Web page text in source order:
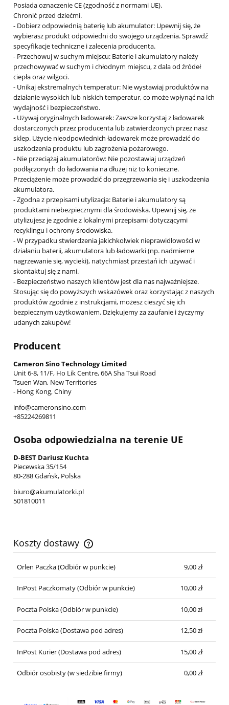
Posiada oznaczenie CE (zgodność z normami UE).
Chronić przed dziećmi.
- Dobierz odpowiednią baterię lub akumulator: Upewnij się, że
wybierasz produkt odpowiedni do swojego urządzenia. Sprawdź
specyfikacje techniczne i zalecenia producenta.
- Przechowuj w suchym miejscu: Baterie i akumulatory należy
przechowywać w suchym i chłodnym miejscu, z dala od źródeł
ciepła oraz wilgoci.
- Unikaj ekstremalnych temperatur: Nie wystawiaj produktów na
działanie wysokich lub niskich temperatur, co może wpłynąć na ich
wydajność i bezpieczeństwo.
- Używaj oryginalnych ładowarek: Zawsze korzystaj z ładowarek
dostarczonych przez producenta lub zatwierdzonych przez nasz
sklep. Użycie nieodpowiednich ładowarek może prowadzić do
uszkodzenia produktu lub zagrożenia pożarowego.
- Nie przeciążaj akumulatorów: Nie pozostawiaj urządzeń
podłączonych do ładowania na dłużej niż to konieczne.
Przeciążenie może prowadzić do przegrzewania się i uszkodzenia
akumulatora.
- Zgodna z przepisami utylizacja: Baterie i akumulatory są
produktami niebezpiecznymi dla środowiska. Upewnij się, że
utylizujesz je zgodnie z lokalnymi przepisami dotyczącymi
recyklingu i ochrony środowiska.
- W przypadku stwierdzenia jakichkolwiek nieprawidłowości w
działaniu baterii, akumulatora lub ładowarki (np. nadmierne
nagrzewanie się, wycieki), natychmiast przestań ich używać i
skontaktuj się z nami.
- Bezpieczeństwo naszych klientów jest dla nas najważniejsze.
Stosując się do powyższych wskazówek oraz korzystając z naszych
produktów zgodnie z instrukcjami, możesz cieszyć się ich
bezpiecznym użytkowaniem. Dziękujemy za zaufanie i życzymy
udanych zakupów!
Producent
Cameron Sino Technology Limited
Unit 6-8, 11/F, Ho Lik Centre, 66A Sha Tsui Road
Tsuen Wan, New Territories
- Hong Kong, Chiny
info@cameronsino.com
+85224269811
Osoba odpowiedzialna na terenie UE
D-BEST Dariusz Kuchta
Piecewska 35/154
80-288 Gdańsk, Polska
biuro@akumulatorki.pl
501810011
Koszty dostawy
Cena nie zawiera ewentualnych kosztów płatności
Orlen Paczka(Odbiór w punkcie) 9,00 zł
InPost Paczkomaty(Odbiór w punkcie) 10,00 zł
Poczta Polska(Odbiór w punkcie) 10,00 zł
Poczta Polska(Dostawa pod adres) 12,50 zł
InPost Kurier(Dostawa pod adres) 15,00 zł
Odbiór osobisty(w siedzibie firmy) 0,00 zł